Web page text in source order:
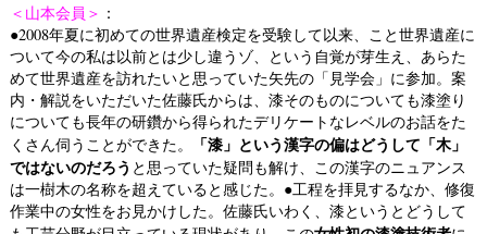
＜山本会員＞ ：
●2008年夏に初めての世界遺産検定を受験して以来、こと世界遺産に
ついて今の私は以前とは少し違うゾ、という自覚が芽生え、あらた
めて世界遺産を訪れたいと思っていた矢先の「見学会」に参加。案
内・解説をいただいた佐藤氏からは、漆そのものについても漆塗り
についても長年の研鑽から得られたデリケートなレベルのお話をた
くさん伺うことができた。
「漆」という漢字の偏はどうして「木」
ではないのだろう と思っていた疑問も解け、この漢字のニュアンス
は一樹木の名称を超えていると感じた。●工程を拝見するなか、修復
作業中の女性をお見かけした。佐藤氏いわく、漆というとどうして